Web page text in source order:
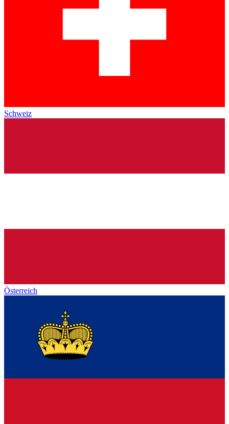
Schweiz
Österreich